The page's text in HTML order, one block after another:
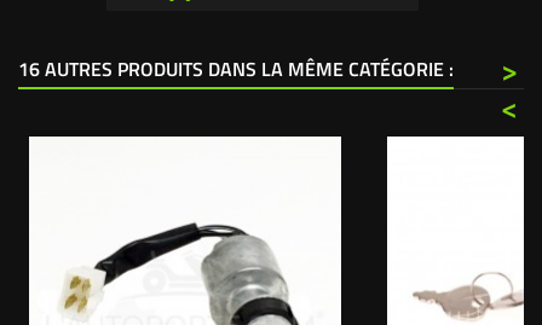
16 AUTRES PRODUITS DANS LA MÊME CATÉGORIE :
>
<